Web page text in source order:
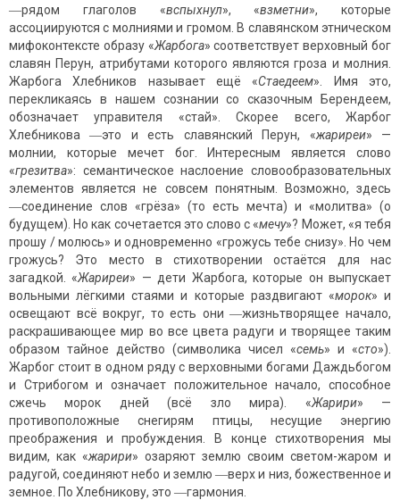
―рядом глаголов «вспыхнул», «взметни», которые
ассоциируются с молниями и громом. В славянском этническом
мифоконтексте образу «Жарбога» соответствует верховный бог
славян Перун, атрибутами которого являются гроза и молния.
Жарбога Хлебников называет ещё «Стаедеем». Имя это,
перекликаясь в нашем сознании со сказочным Берендеем,
обозначает управителя «стай». Скорее всего, Жарбог
Хлебникова ―это и есть славянский Перун, «жариреи» —
молнии, которые мечет бог. Интересным является слово
«грезитва»: семантическое наслоение словообразовательных
элементов является не совсем понятным. Возможно, здесь
―соединение слов «грёза» (то есть мечта) и «молитва» (о
будущем). Но как сочетается это слово с «мечу»? Может, «я тебя
прошу / молюсь» и одновременно «грожусь тебе снизу». Но чем
грожусь? Это место в стихотворении остаётся для нас
загадкой. «Жариреи» — дети Жарбога, которые он выпускает
вольными лёгкими стаями и которые раздвигают «морок» и
освещают всё вокруг, то есть они ―жизньтворящее начало,
раскрашивающее мир во все цвета радуги и творящее таким
образом тайное действо (символика чисел «семь» и «сто»).
Жарбог стоит в одном ряду с верховными богами Даждьбогом
и Стрибогом и означает положительное начало, способное
сжечь морок дней (всё зло мира). «Жарири» —
противоположные снегирям птицы, несущие энергию
преображения и пробуждения. В конце стихотворения мы
видим, как «жарири» озаряют землю своим светом-жаром и
радугой, соединяют небо и землю ―верх и низ, божественное и
земное. По Хлебникову, это ―гармония.